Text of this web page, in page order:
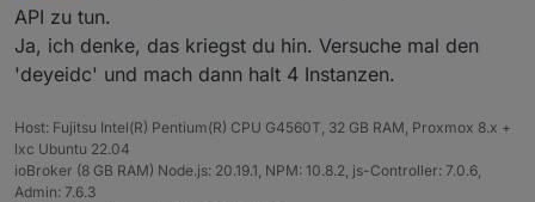
@
anderer Adapter? Modbus Adapter? Geht das mit allen
Deye? Hab nämlich 4 von den 800W "Balkonkrafwerk"
Wechselrichtern.
API zu tun.
Ja, ich denke, das kriegst du hin. Versuche mal den
'deyeidc' und mach dann halt 4 Instanzen.
Host: Fujitsu Intel(R) Pentium(R) CPU G4560T, 32 GB RAM, Proxmox 8.x +
lxc Ubuntu 22.04
ioBroker (8 GB RAM) Node.js: 20.19.1, NPM: 10.8.2, js-Controller: 7.0.6,
Admin: 7.6.3